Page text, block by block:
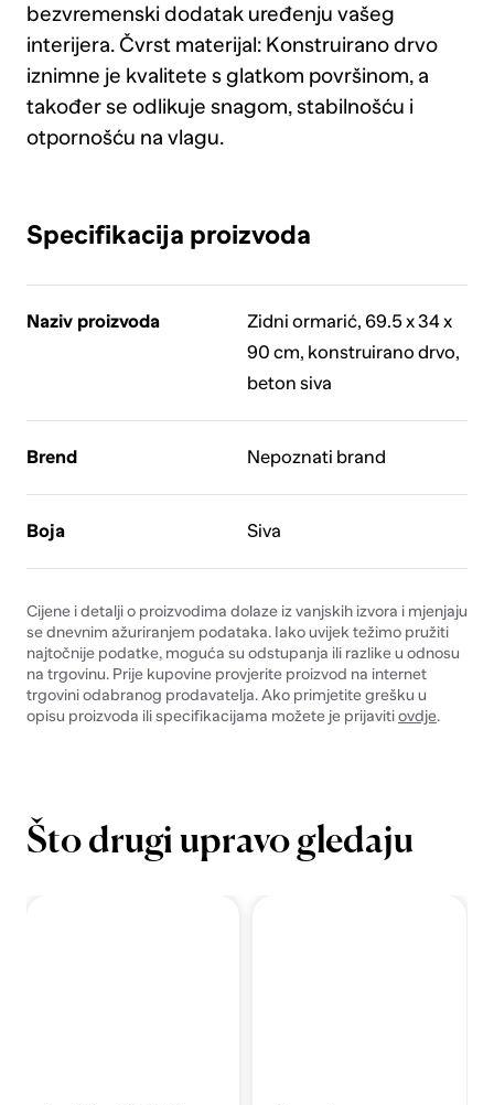
bezvremenski dodatak uređenju vašeg
interijera. Čvrst materijal: Konstruirano drvo
iznimne je kvalitete s glatkom površinom, a
također se odlikuje snagom, stabilnošću i
otpornošću na vlagu.
Specifikacija proizvoda
Naziv proizvoda
Zidni ormarić, 69.5 x 34 x
90 cm, konstruirano drvo,
beton siva
Brend Nepoznati brand
Boja Siva
Cijene i detalji o proizvodima dolaze iz vanjskih izvora i mjenjaju
se dnevnim ažuriranjem podataka. Iako uvijek težimo pružiti
najtočnije podatke, moguća su odstupanja ili razlike u odnosu
na trgovinu. Prije kupovine provjerite proizvod na internet
trgovini odabranog prodavatelja. Ako primjetite grešku u
opisu proizvoda ili specifikacijama možete je prijavitiovdje.
Što drugi upravo gledaju